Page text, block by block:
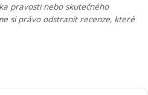
pravosti nebo skutečného
si právo odstranit recenze, které